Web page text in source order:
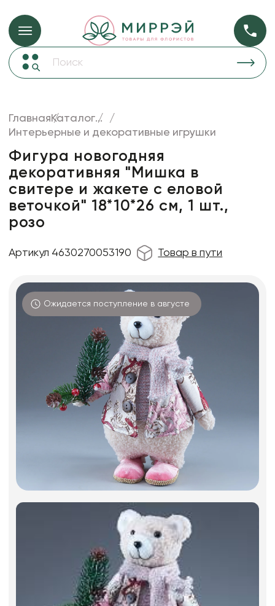
Упаковка для цветов и подарков Упаковка для
Пленка
Коробки для цветов
Декор для дома
Лента
Товары для флористов
Декоративные вазы, кашпо
Свечи
ГлавнаяКаталог...
Интерьерные и декоративные игрушки
Фигура новогодняя
декоративняя "Мишка в
свитере и жакете с еловой
веточкой" 18*10*26 см, 1 шт.,
розо
Артикул 4630270053190 Товар в пути
Ожидается поступление в августе